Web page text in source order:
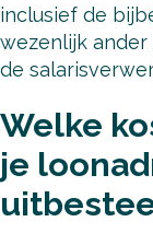
inclusief de
wezenlijk
de
Welke
je